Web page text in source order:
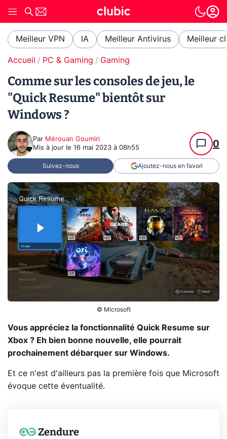
Meilleur VPN IA Meilleur Antivirus Meilleur
Accueil PC & Gaming Gaming
Comme sur les consoles de jeu, le
"Quick Resume" bientôt sur
Windows ?
Par Mérouan Goumiri
Mis à jour le 16 mai 2023 à 08h55 0
Suivez-nous Ajoutez-nous en favori
© Microsoft
Vous appréciez la fonctionnalité Quick Resume sur
Xbox ? Eh bien bonne nouvelle, elle pourrait
prochainement débarquer sur Windows.
Et ce n'est d'ailleurs pas la première fois que Microsoft
évoque cette éventualité.
Zendure